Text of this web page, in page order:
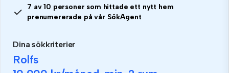
7 av 10 personer som hittade ett nytt hem
prenumererade på vår SökAgent
Dina sökkriterier
Rolfs